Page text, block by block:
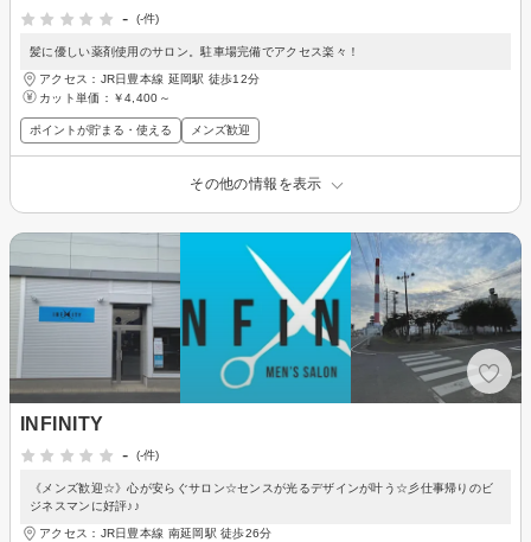
-
(-件)
髪に優しい薬剤使用のサロン。駐車場完備でアクセス楽々！
アクセス：JR日豊本線 延岡駅 徒歩12分
カット単価： ￥4,400～
ポイントが貯まる・使える メンズ歓迎
その他の情報を表示
INFINITY
-
(-件)
《メンズ歓迎☆》心が安らぐサロン☆センスが光るデザインが叶う☆彡仕事帰りのビ
ジネスマンに好評♪♪
アクセス：JR日豊本線 南延岡駅 徒歩26分